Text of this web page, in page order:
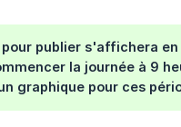
publier s'affichera
la journée à 9
graphique pour ces